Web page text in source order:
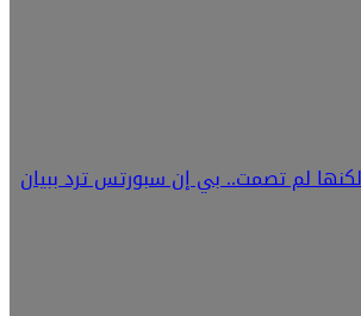
لم تصمت.. بي إن سبورتس ترد ببيان